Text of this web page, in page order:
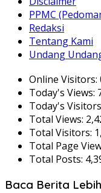
PPMC
Redaksi
Tentang Kami
Undang
Online Visitors:
Today's Views:
Today's
Total Views:
Total Visitors:
Total Page
Total Posts:
Baca Berita